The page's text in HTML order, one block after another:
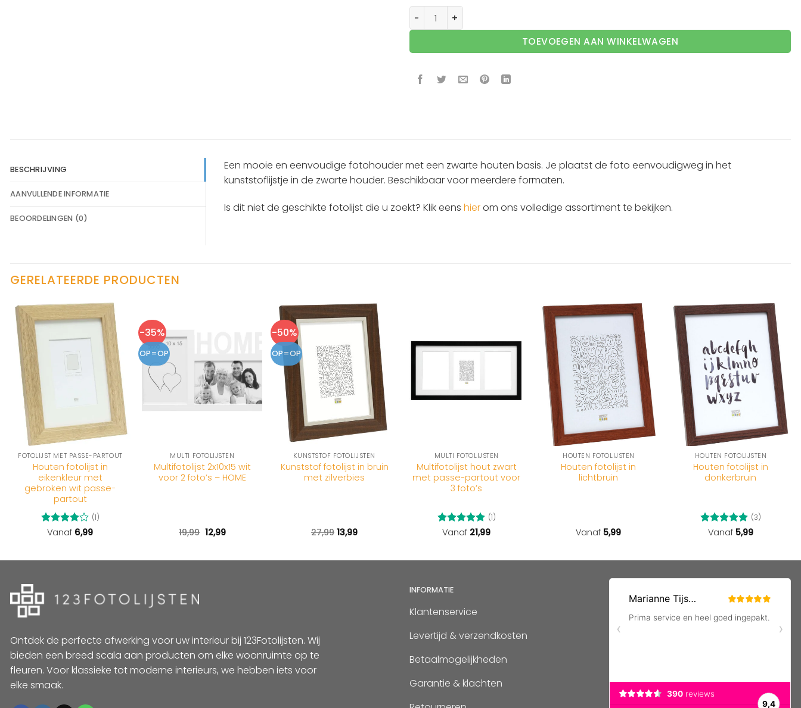
Fotohouder in zwart hout voor verticale foto aantal
TOEVOEGEN AAN WINKELWAGEN
BESCHRIJVING
AANVULLENDE INFORMATIE
BEOORDELINGEN (0)
Een mooie en eenvoudige fotohouder met een zwarte houten basis. Je plaatst de foto eenvoudigweg in het
kunststoflijstje in de zwarte houder. Beschikbaar voor meerdere formaten.
Is dit niet de geschikte fotolijst die u zoekt? Klik eens hierom ons volledige assortiment te bekijken.
GERELATEERDE PRODUCTEN
FOTOLIJST MET PASSE-PARTOUT
Houten fotolijst in
eikenkleur met
gebroken wit passe-
partout
Gewaardeerd
(1)
Vanaf 6,99
-35%
OP=OP
MULTI FOTOLIJSTEN
Multifotolijst 2x10x15 wit
voor 2 foto’s – HOME
19,99 Oorspronkelijke
prijs
12,99Huidige
-50%
OP=OP
KUNSTSTOF FOTOLIJSTEN
Kunststof fotolijst in bruin
met zilverbies
27,99 13,99
MULTI FOTOLIJSTEN
Multifotolijst hout zwart
met passe-partout voor
3 foto’s
Gewaardeerd
(1)
Vanaf 21,99
HOUTEN FOTOLIJSTEN
Houten fotolijst in
lichtbruin
Vanaf 5,99
HOUTEN FOTOLIJSTEN
Houten fotolijst in
donkerbruin
Gewaardeerd
(3)
Vanaf 5,99
Ontdek de perfecte afwerking voor uw interieur bij 123Fotolijsten. Wij
bieden een breed scala aan producten om elke woonruimte op te
fleuren. Voor klassieke tot moderne interieurs, we hebben iets voor
elke smaak.
INFORMATIE
Klantenservice
Levertijd & verzendkosten
Betaalmogelijkheden
Garantie & klachten